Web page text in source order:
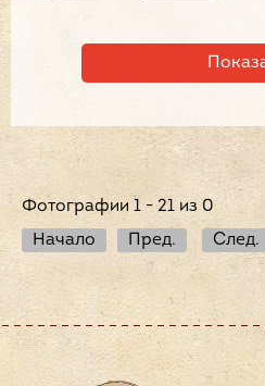
Фотографии 1 - 21 из 0
Начало
Пред. След.